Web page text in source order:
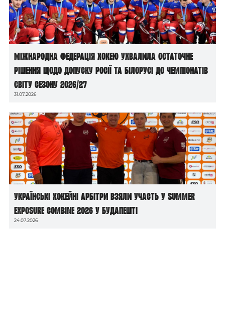
Міжнародна федерація хокею ухвалила остаточне
рішення щодо допуску росії та білорусі до чемпіонатів
світу сезону 2026/27
31.07.2026
Українські хокейні арбітри взяли участь у Summer
Exposure Combine 2026 у Будапешті
24.07.2026